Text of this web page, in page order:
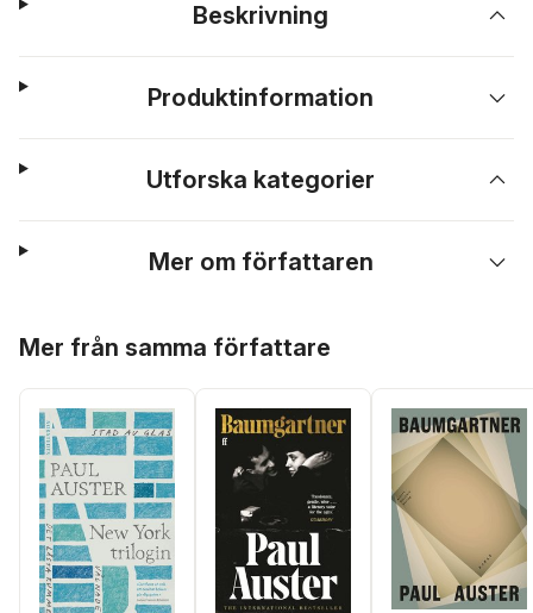
Beskrivning
Produktinformation
Utforska kategorier
Mer om författaren
Mer från samma författare